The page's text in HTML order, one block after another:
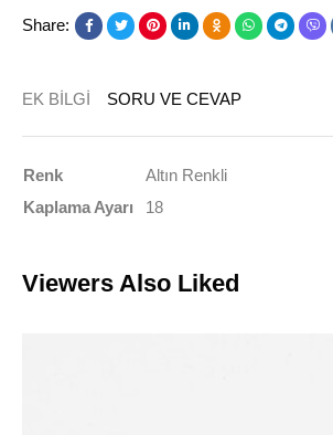
Share:
EK BILGI SORU VE CEVAP
Renk
Altın Renkli
Kaplama Ayarı
18
Viewers Also Liked